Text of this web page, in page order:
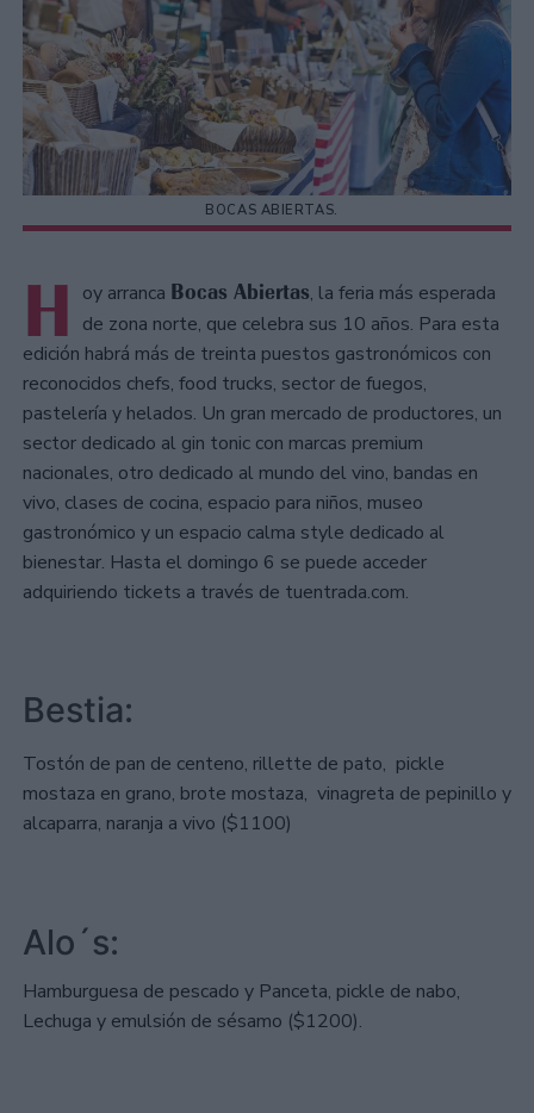
BOCAS ABIERTAS.
H oy arranca Bocas Abiertas, la feria más esperada
de zona norte, que celebra sus 10 años. Para esta
edición habrá más de treinta puestos gastronómicos con
reconocidos chefs, food trucks, sector de fuegos,
pastelería y helados. Un gran mercado de productores, un
sector dedicado al gin tonic con marcas premium
nacionales, otro dedicado al mundo del vino, bandas en
vivo, clases de cocina, espacio para niños, museo
gastronómico y un espacio calma style dedicado al
bienestar. Hasta el domingo 6 se puede acceder
adquiriendo tickets a través de tuentrada.com.
Bestia:
Tostón de pan de centeno, rillette de pato, pickle
mostaza en grano, brote mostaza, vinagreta de pepinillo y
alcaparra, naranja a vivo ($1100)
Alo´s:
Hamburguesa de pescado y Panceta, pickle de nabo,
Lechuga y emulsión de sésamo ($1200).